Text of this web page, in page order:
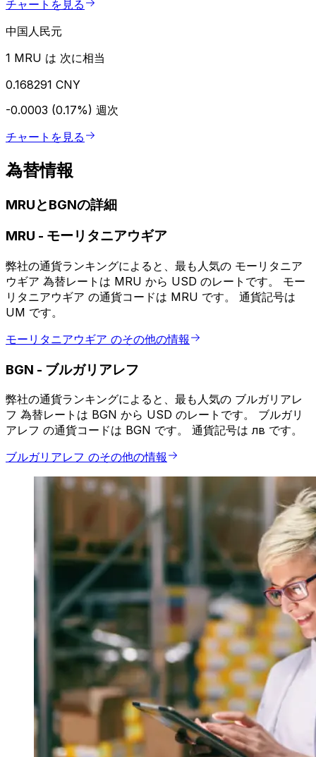
チャートを見る
中国人民元
1 MRU は 次に相当
0.168291 CNY
-0.0003 (0.17%) 週次
チャートを見る
為替情報
MRUとBGNの詳細
MRU - モーリタニアウギア
弊社の通貨ランキングによると、最も人気の モーリタニア
ウギア 為替レートは MRU から USD のレートです。 モー
リタニアウギア の通貨コードは MRU です。 通貨記号は
UM です。
モーリタニアウギア のその他の情報
BGN - ブルガリアレフ
弊社の通貨ランキングによると、最も人気の ブルガリアレ
フ 為替レートは BGN から USD のレートです。 ブルガリ
アレフ の通貨コードは BGN です。 通貨記号は лв です。
ブルガリアレフ のその他の情報